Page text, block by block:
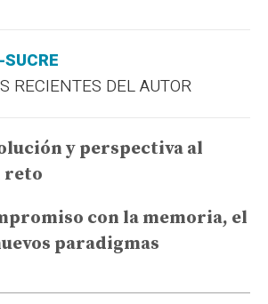
RECIENTES DEL AUTOR
y perspectiva al
reto
con la memoria, el
paradigmas